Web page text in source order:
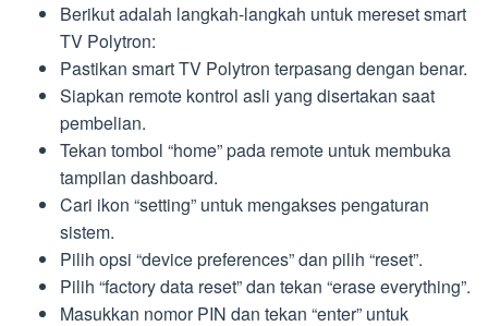
Berikut adalah langkah-langkah untuk mereset smart
TV Polytron:
Pastikan smart TV Polytron terpasang dengan benar.
Siapkan remote kontrol asli yang disertakan saat
pembelian.
Tekan tombol “home” pada remote untuk membuka
tampilan dashboard.
Cari ikon “setting” untuk mengakses pengaturan
sistem.
Pilih opsi “device preferences” dan pilih “reset”.
Pilih “factory data reset” dan tekan “erase everything”.
Masukkan nomor PIN dan tekan “enter” untuk